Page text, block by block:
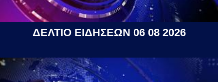
ΔΕΛΤΙΟ ΕΙΔΗΣΕΩΝ 06 08 2026